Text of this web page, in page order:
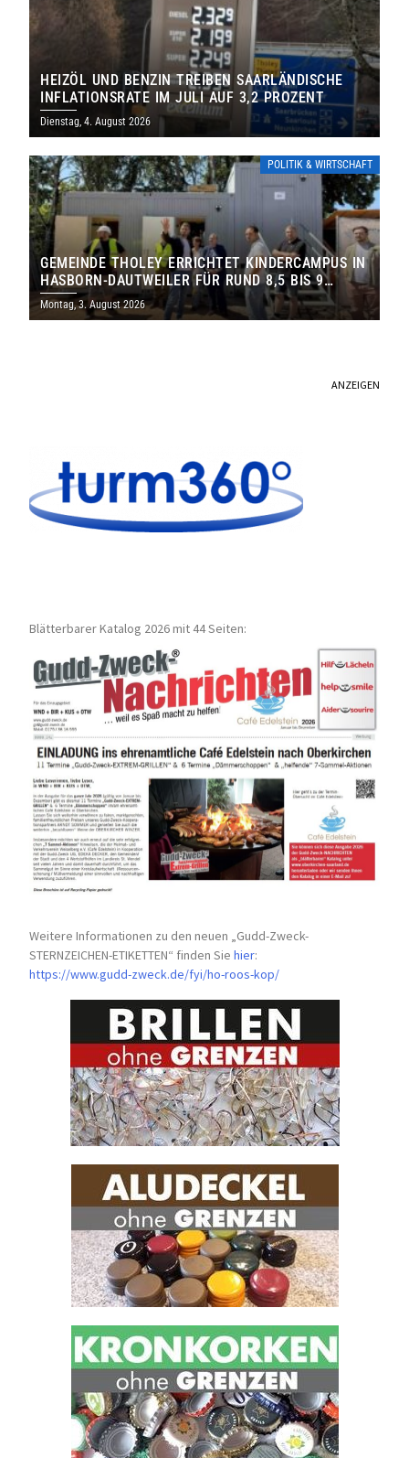
HEIZÖL UND BENZIN TREIBEN SAARLÄNDISCHE
INFLATIONSRATE IM JULI AUF 3,2 PROZENT
Dienstag, 4. August 2026
POLITIK & WIRTSCHAFT
GEMEINDE THOLEY ERRICHTET KINDERCAMPUS IN
HASBORN-DAUTWEILER FÜR RUND 8,5 BIS 9
MILLIONEN EURO
Montag, 3. August 2026
ANZEIGEN
Blätterbarer Katalog 2026 mit 44 Seiten:
Weitere Informationen zu den neuen „Gudd-Zweck-
STERNZEICHEN-ETIKETTEN“ finden Siehier:
https://www.gudd-zweck.de/fyi/ho-roos-kop/